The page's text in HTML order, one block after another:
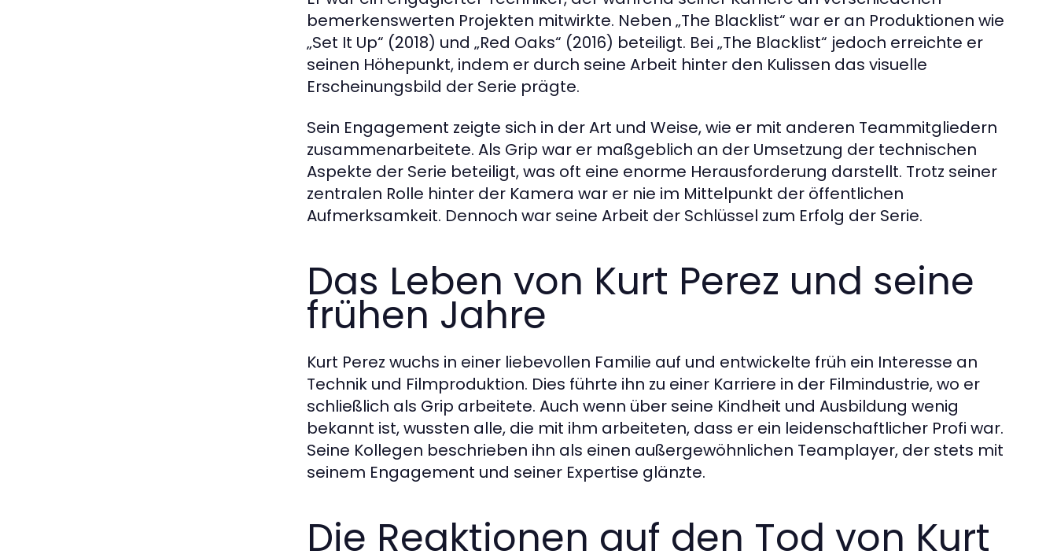
bemerkenswerten Projekten mitwirkte. Neben „The Blacklist“ war er an Produktionen wie
„Set It Up“ (2018) und „Red Oaks“ (2016) beteiligt. Bei „The Blacklist“ jedoch erreichte er
seinen Höhepunkt, indem er durch seine Arbeit hinter den Kulissen das visuelle
Erscheinungsbild der Serie prägte.
Sein Engagement zeigte sich in der Art und Weise, wie er mit anderen Teammitgliedern
zusammenarbeitete. Als Grip war er maßgeblich an der Umsetzung der technischen
Aspekte der Serie beteiligt, was oft eine enorme Herausforderung darstellt. Trotz seiner
zentralen Rolle hinter der Kamera war er nie im Mittelpunkt der öffentlichen
Aufmerksamkeit. Dennoch war seine Arbeit der Schlüssel zum Erfolg der Serie.
Das Leben von Kurt Perez und seine
frühen Jahre
Kurt Perez wuchs in einer liebevollen Familie auf und entwickelte früh ein Interesse an
Technik und Filmproduktion. Dies führte ihn zu einer Karriere in der Filmindustrie, wo er
schließlich als Grip arbeitete. Auch wenn über seine Kindheit und Ausbildung wenig
bekannt ist, wussten alle, die mit ihm arbeiteten, dass er ein leidenschaftlicher Profi war.
Seine Kollegen beschrieben ihn als einen außergewöhnlichen Teamplayer, der stets mit
seinem Engagement und seiner Expertise glänzte.
Die Reaktionen auf den Tod von Kurt